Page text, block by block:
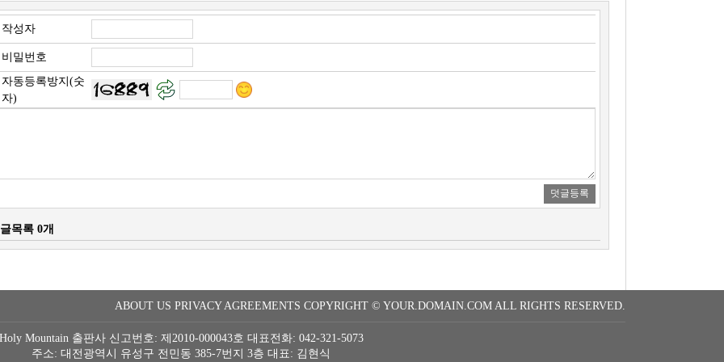
작성자
비밀번호
자동등록방지(숫
자)
목록 0개
ABOUT US PRIVACY AGREEMENTS COPYRIGHT © YOUR.DOMAIN.COM ALL RIGHTS RESERVED.
Mountain 출판사 신고번호: 제2010-000043호 대표전화: 042-321-5073
주소: 대전광역시 유성구 전민동 385-7번지 3층 대표: 김현식